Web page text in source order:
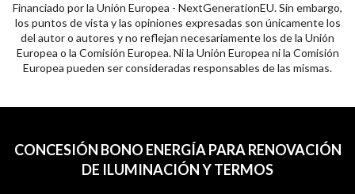
Financiado por la Unión Europea - NextGenerationEU. Sin embargo,
los puntos de vista y las opiniones expresadas son únicamente los
del autor o autores y no reflejan necesariamente los de la Unión
Europea o la Comisión Europea. Ni la Unión Europea ni la Comisión
Europea pueden ser consideradas responsables de las mismas.
CONCESIÓN BONO ENERGÍA PARA RENOVACIÓN
DE ILUMINACIÓN Y TERMOS